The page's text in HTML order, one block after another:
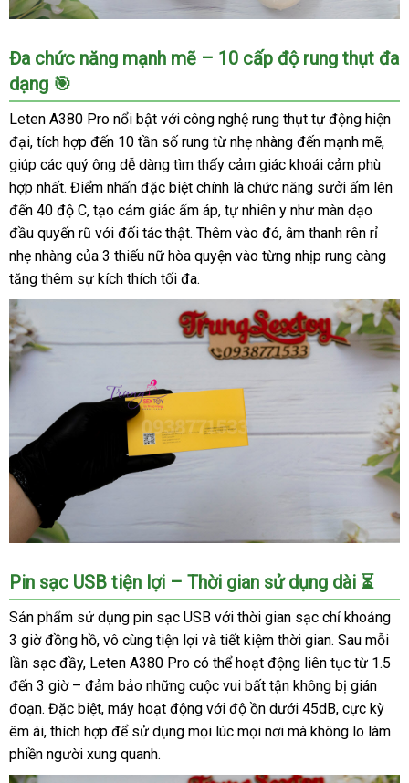
Máy
thủ
dâm
co
thắt
Leten
A380
Pro
nam,
giá
khuyến
mãi
Đa chức năng mạnh mẽ – 10 cấp độ rung thụt đa
dạng 🎯
Leten A380 Pro nổi bật với công nghệ rung thụt tự động hiện
đại, tích hợp đến 10 tần số rung từ nhẹ nhàng đến mạnh mẽ,
giúp các quý ông dễ dàng tìm thấy cảm giác khoái cảm phù
hợp nhất. Điểm nhấn đặc biệt chính là chức năng sưởi ấm lên
đến 40 độ C, tạo cảm giác ấm áp, tự nhiên y như màn dạo
đầu quyến rũ với đối tác thật. Thêm vào đó, âm thanh rên rỉ
nhẹ nhàng của 3 thiếu nữ hòa quyện vào từng nhịp rung càng
tăng thêm sự kích thích tối đa.
Máy
thủ
dâm
co
thắt
Leten
A380
Pro
nam,
giá
tốt,
Pin sạc USB tiện lợi – Thời gian sử dụng dài ⏳
Sản phẩm sử dụng pin sạc USB với thời gian sạc chỉ khoảng
3 giờ đồng hồ, vô cùng tiện lợi và tiết kiệm thời gian. Sau mỗi
lần sạc đầy, Leten A380 Pro có thể hoạt động liên tục từ 1.5
đến 3 giờ – đảm bảo những cuộc vui bất tận không bị gián
đoạn. Đặc biệt, máy hoạt động với độ ồn dưới 45dB, cực kỳ
êm ái, thích hợp để sử dụng mọi lúc mọi nơi mà không lo làm
phiền người xung quanh.